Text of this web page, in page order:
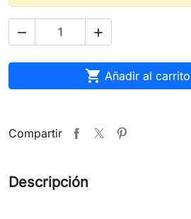
 
 Añadir al carrito
Compartir
Descripción